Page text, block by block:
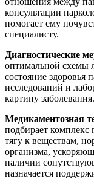
консультации
помогает ему
специалисту.
Диагностические
оптимальной схемы
состояние здоровья
исследований и
картину заболевания.
Медикаментозная
подбирает
тягу к веществам,
организма,
наличии
назначается